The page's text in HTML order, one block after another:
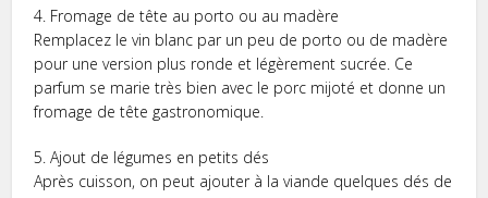
4. Fromage de tête au porto ou au madère
Remplacez le vin blanc par un peu de porto ou de madère
pour une version plus ronde et légèrement sucrée. Ce
parfum se marie très bien avec le porc mijoté et donne un
fromage de tête gastronomique.
5. Ajout de légumes en petits dés
Après cuisson, on peut ajouter à la viande quelques dés de